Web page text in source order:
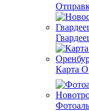
Карта